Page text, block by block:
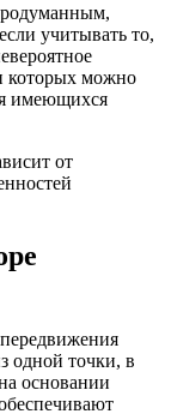
учитывать то,
которых можно
имеющихся
от
одной точки, в
основании